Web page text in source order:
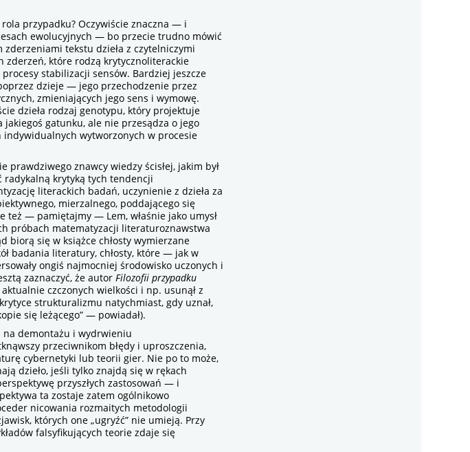
przypadku? Oczywiście znaczna — i
ewolucyjnych — bo przecie trudno mówić
tekstu dzieła z czytelniczymi
zderzeń, które rodzą krytycznoliterackie
stabilizacji sensów. Bardziej jeszcze
dzieje — jego przechodzenie przez
zmieniających jego sens i wymowę.
dzieła rodzaj genotypu, który projektuje
gatunku, ale nie przesądza o jego
wytworzonych w procesie
prawdziwego znawcy wiedzy ścisłej, jakim był
radykalną krytyką tych tendencji
literackich badań, uczynienie z dzieła za
mierzalnego, poddającego się
też — pamiętajmy — Lem, właśnie jako umysł
próbach matematyzacji literaturoznawstwa
biorą się w książce chłosty wymierzane
badania literatury, chłosty, które — jak w
ongiś najmocniej środowisko uczonych i
zaznaczyć, że autorFilozofii przypadku
czczonych wielkości i np. usunął z
strukturalizmu natychmiast, gdy uznał,
się leżącego” — powiadał).
na demontażu i wydrwieniu
przeciwnikom błędy i uproszczenia,
cybernetyki lub teorii gier. Nie po to może,
dzieło, jeśli tylko znajdą się w rękach
przyszłych zastosowań — i
ta zostaje zatem ogólnikowo
nicowania rozmaitych metodologii
których one „ugryźć” nie umieją. Przy
falsyfikujących teorie zdaje się